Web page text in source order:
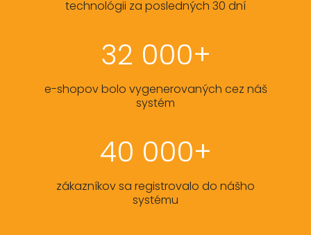
technológii za posledných 30 dní
32 000+
e-shopov bolo vygenerovaných cez náš
systém
40 000+
zákazníkov sa registrovalo do nášho
systému